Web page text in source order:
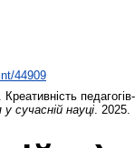
44909
Креативність
сучасній науці .